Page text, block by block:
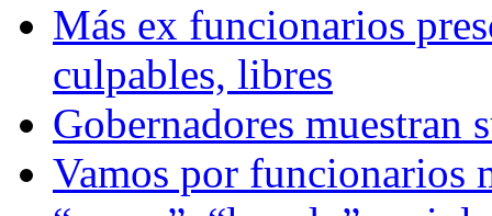
Más ex funcionarios
culpables, libres
Gobernadores muestran
Vamos por funcionarios